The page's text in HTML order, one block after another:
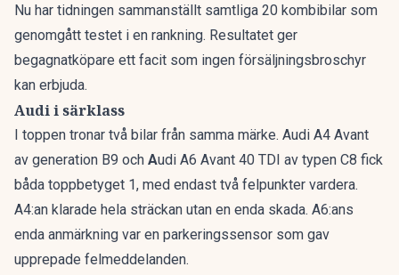
Nu har tidningen sammanställt samtliga 20 kombibilar som
genomgått testet i en rankning. Resultatet ger
begagnatköpare ett facit som ingen försäljningsbroschyr
kan erbjuda.
Audi i särklass
I toppen tronar två bilar från samma märke. Audi A4 Avant
av generation B9 och Audi A6 Avant 40 TDI av typen C8 fick
båda toppbetyget 1, med endast två felpunkter vardera.
A4:an klarade hela sträckan utan en enda skada. A6:ans
enda anmärkning var en parkeringssensor som gav
upprepade felmeddelanden.